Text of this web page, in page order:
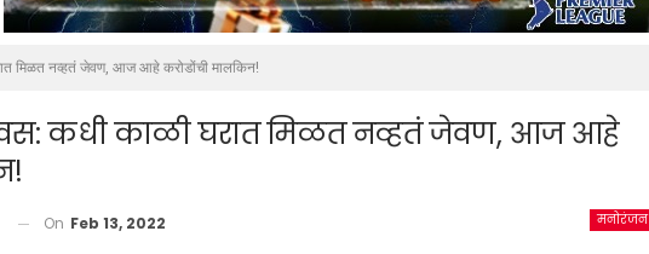
मिळत नव्हतं जेवण, आज आहे करोडोंची मालकिन!
कधी काळी घरात मिळत नव्हतं जेवण, आज आहे
मनोरंजन
On Feb 13, 2022